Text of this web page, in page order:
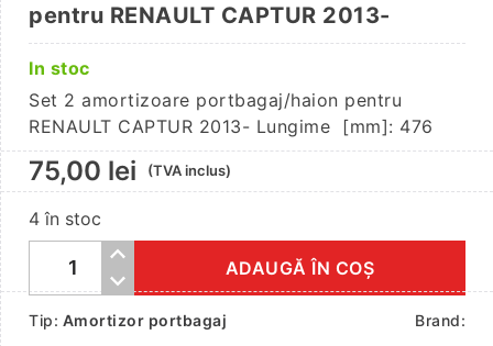
pentru RENAULT CAPTUR 2013-
In stoc
Set 2 amortizoare portbagaj/haion pentru
RENAULT CAPTUR 2013- Lungime [mm]: 476
75,00 lei (TVA inclus)
4 în stoc
Cantitate
2
ADAUGĂ ÎN COȘ
Tip: Amortizor portbagaj Brand: